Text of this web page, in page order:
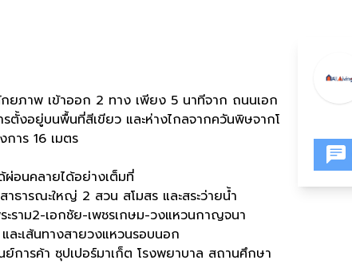
ยภาพ เข้าออก 2 ทาง เพียง 5 นาทีจาก ถนนเอก
ตั้งอยู่บนพื้นที่สีเขียว และห่างไกลจากควันพิษจากโ
าร 16 เมตร
อนคลายได้อย่างเต็มที่
ธารณะใหญ่ 2 สวน สโมสร และสระว่ายน้ำ
ราม2-เอกชัย-เพชรเกษม-วงแหวนกาญจนา
ละเส้นทางสายวงแหวนรอบนอก
การค้า ซุปเปอร์มาเก็ต โรงพยาบาล สถานศึกษา